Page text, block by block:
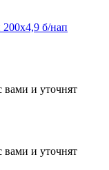
б/нап
вами и уточнят
вами и уточнят